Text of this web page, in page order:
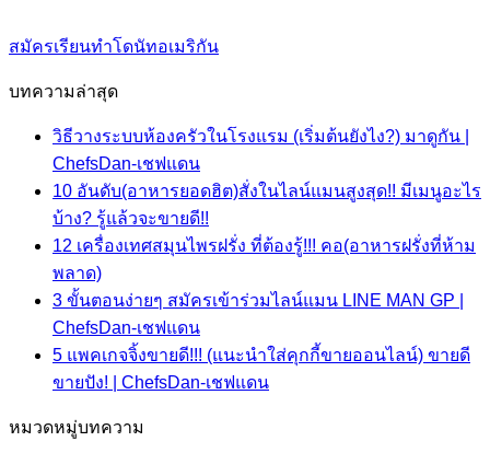
สมัครเรียนทำโดนัทอเมริกัน
บทความล่าสุด
วิธีวางระบบห้องครัวในโรงแรม (เริ่มต้นยังไง?) มาดูกัน |
ChefsDan-เชฟแดน
10 อันดับ(อาหารยอดฮิต)สั่งในไลน์แมนสูงสุด!! มีเมนูอะไร
บ้าง? รู้แล้วจะขายดี!!
12 เครื่องเทศสมุนไพรฝรั่ง ที่ต้องรู้!!! คอ(อาหารฝรั่งที่ห้าม
พลาด)
3 ขั้นตอนง่ายๆ สมัครเข้าร่วมไลน์แมน LINE MAN GP |
ChefsDan-เชฟแดน
5 แพคเกจจิ้งขายดี!!! (แนะนำใส่คุกกี้ขายออนไลน์) ขายดี
ขายปัง! | ChefsDan-เชฟแดน
หมวดหมู่บทความ